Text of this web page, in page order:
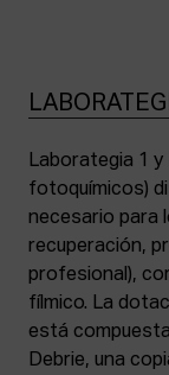
Laborategia 1
fotoquímicos)
necesario para
recuperación,
profesional),
fílmico. La
está
Debrie, una